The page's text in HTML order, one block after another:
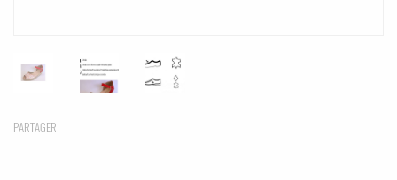
PARTAGER